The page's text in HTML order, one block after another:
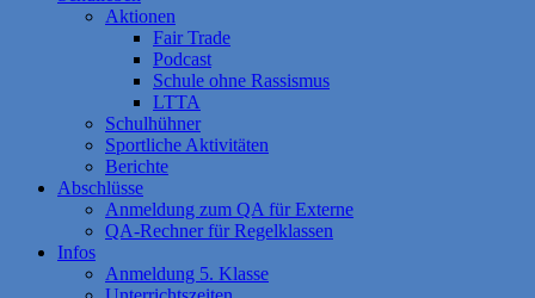
Aktionen
Fair Trade
Podcast
Schule ohne Rassismus
LTTA
Schulhühner
Sportliche Aktivitäten
Berichte
Abschlüsse
Anmeldung zum QA für Externe
QA-Rechner für Regelklassen
Infos
Anmeldung 5. Klasse